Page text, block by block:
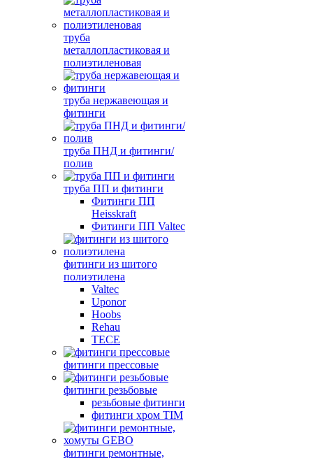
труба
металлопластиковая и
полиэтиленовая
труба нержавеющая и
фитинги
труба ПНД и фитинги/
полив
труба ПП и фитинги
Фитинги ПП
Heisskraft
Фитинги ПП Valtec
фитинги из шитого
полиэтилена
Valtec
Uponor
Hoobs
Rehau
TECE
фитинги прессовые
фитинги резьбовые
резьбовые фитинги
фитинги хром TIM
фитинги ремонтные,